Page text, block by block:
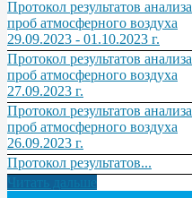
Протокол результатов анализа
проб атмосферного воздуха
29.09.2023 - 01.10.2023 г.
Протокол результатов анализа
проб атмосферного воздуха
27.09.2023 г.
Протокол результатов анализа
проб атмосферного воздуха
26.09.2023 г.
Протокол результатов...
Читать дальше